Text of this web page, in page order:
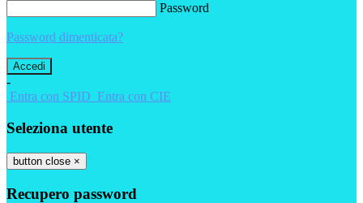
Password
Password dimenticata?
-
Entra con SPID Entra con CIE
Seleziona utente
button close ×
Recupero password